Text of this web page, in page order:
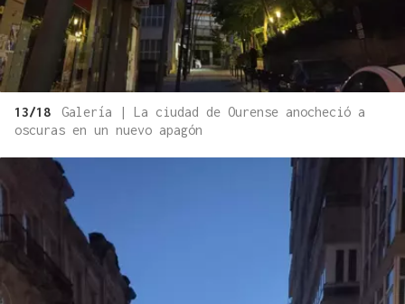
13/18
Galería | La ciudad de Ourense anocheció a
oscuras en un nuevo apagón